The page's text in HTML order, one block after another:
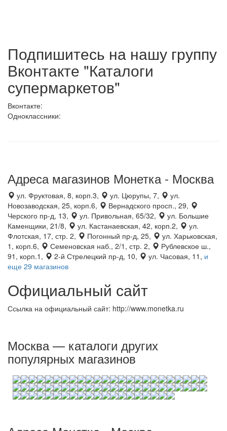
Подпишитесь на нашу группу
Вконтакте "Каталоги
супермаркетов"
Вконтакте:
Одноклассники:
Адреса магазинов Монетка - Москва
ул. Фруктовая, 8, корп.3, ул. Цюрупы, 7,
ул.
Новозаводская, 25, корп.6,
Вернадского просп., 29,
Черского пр-д, 13,
ул. Привольная, 65/32,
ул. Большие
Каменщики, 21/8,
ул. Кастанаевская, 42, корп.2,
ул.
Флотская, 17, стр. 2,
Погонный пр-д, 25,
ул. Харьковская,
1, корп.6,
Семеновская наб., 2/1, стр. 2,
Рублевское ш.,
91, корп.1,
2-й Стрелецкий пр-д, 10, ул. Часовая, 11, и
еще 29 магазинов
Официальный сайт
Ссылка на официальный сайт: http://www.monetka.ru
Москва — каталоги других
популярных магазинов